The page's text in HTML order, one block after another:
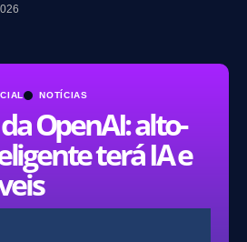
NOTÍCIAS
OpenAI: alto-
terá IA e